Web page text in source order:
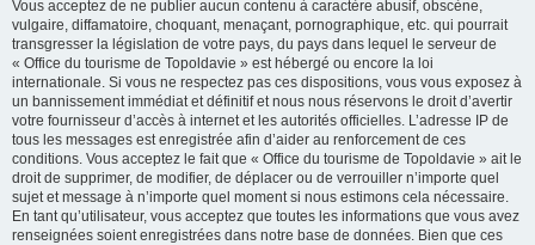
Vous acceptez de ne publier aucun contenu à caractère abusif, obscène,
vulgaire, diffamatoire, choquant, menaçant, pornographique, etc. qui pourrait
transgresser la législation de votre pays, du pays dans lequel le serveur de
« Office du tourisme de Topoldavie » est hébergé ou encore la loi
internationale. Si vous ne respectez pas ces dispositions, vous vous exposez à
un bannissement immédiat et définitif et nous nous réservons le droit d’avertir
votre fournisseur d’accès à internet et les autorités officielles. L’adresse IP de
tous les messages est enregistrée afin d’aider au renforcement de ces
conditions. Vous acceptez le fait que « Office du tourisme de Topoldavie » ait le
droit de supprimer, de modifier, de déplacer ou de verrouiller n’importe quel
sujet et message à n’importe quel moment si nous estimons cela nécessaire.
En tant qu’utilisateur, vous acceptez que toutes les informations que vous avez
renseignées soient enregistrées dans notre base de données. Bien que ces